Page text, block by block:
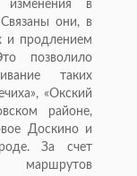
изменения в
они, в
и продлением
позволило
таких
«Окский
районе,
Доскино и
За счет
маршрутов